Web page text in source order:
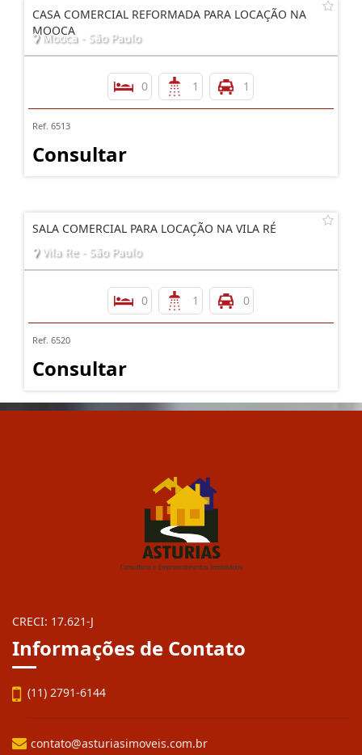
CASA COMERCIAL REFORMADA PARA LOCAÇÃO NA
MOOCA
Mooca - São Paulo
0 1 1
Ref. 6513
Consultar
SALA COMERCIAL PARA LOCAÇÃO NA VILA RÉ
Vila Re - São Paulo
0 1 0
Ref. 6520
Consultar
CRECI: 17.621-J
Informações de Contato
(11) 2791-6144
contato@asturiasimoveis.com.br